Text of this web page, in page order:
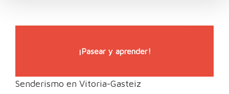
¡Pasear y aprender!
Senderismo en Vitoria-Gasteiz